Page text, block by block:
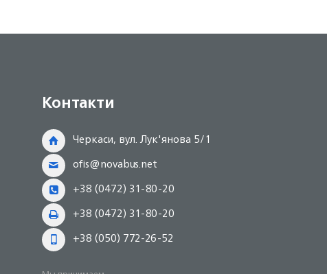
Контакти
Черкаси, вул. Лук'янова 5/1
ofis@novabus.net
+38 (0472) 31-80-20
+38 (0472) 31-80-20
+38 (050) 772-26-52